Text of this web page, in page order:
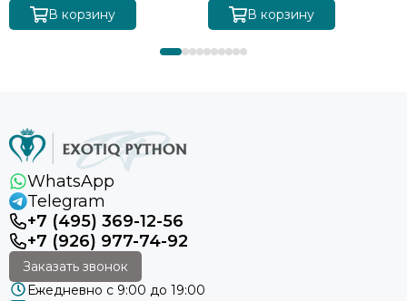
В корзину В корзину
WhatsApp
Telegram
+7 (495) 369-12-56
+7 (926) 977-74-92
Заказать звонок
Ежедневно с 9:00 до 19:00